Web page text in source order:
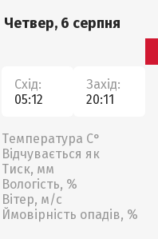
Четвер, 6 серпня
Схід:
05:12
Захід:
20:11
Температура С°
Відчувається як
Тиск, мм
Вологість, %
Вітер, м/с
Ймовірність опадів, %